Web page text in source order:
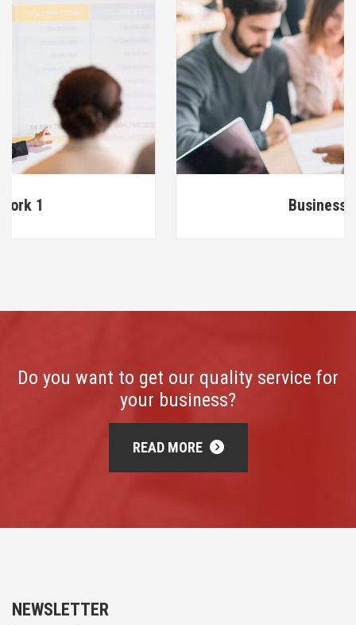
Do you want to get our quality service for
your business?
READ MORE
NEWSLETTER